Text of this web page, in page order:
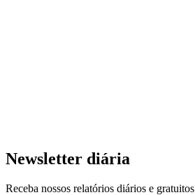
Newsletter diária
Receba nossos relatórios diários e gratuitos